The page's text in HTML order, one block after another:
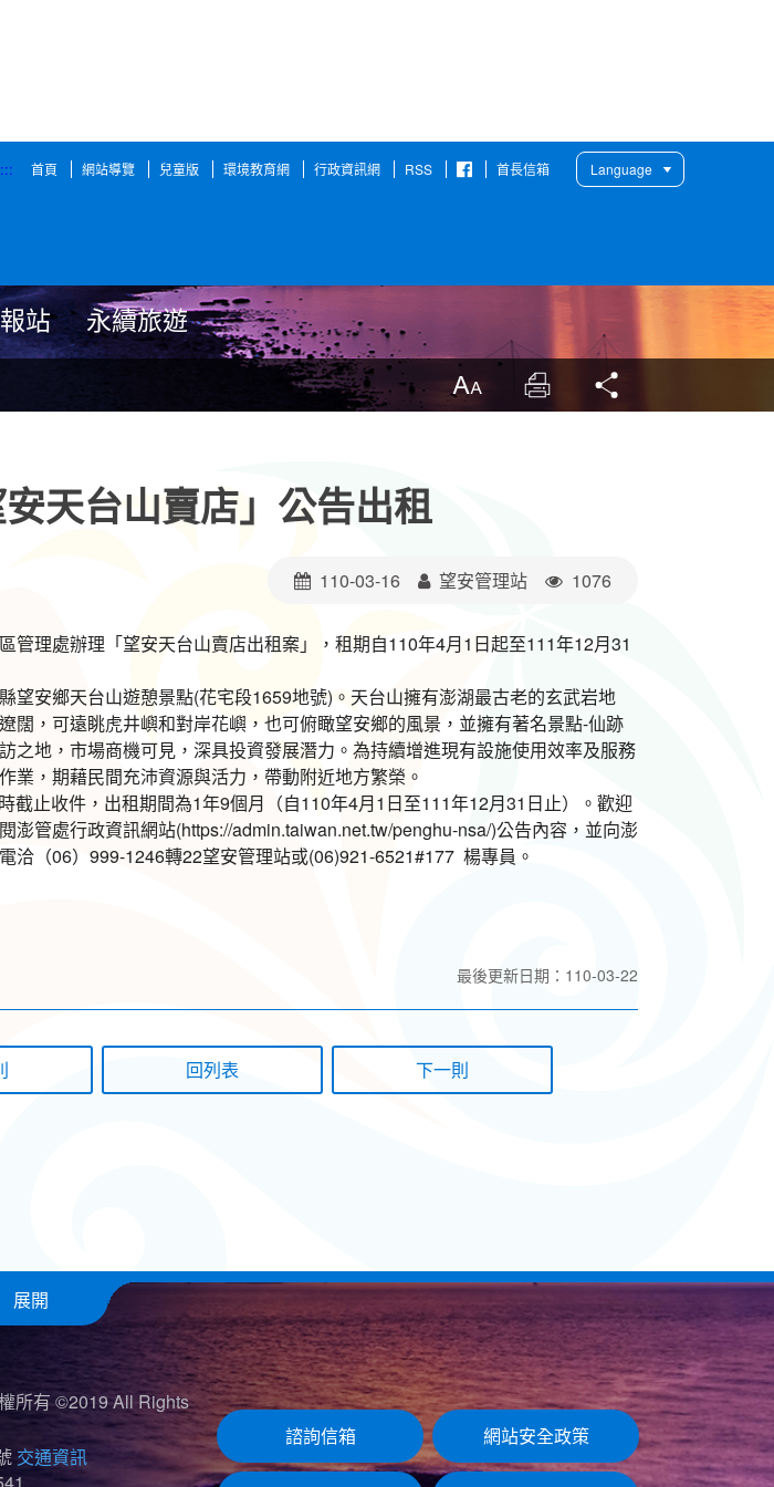
::: 首頁 網站導覽 兒童版 環境教育網 行政資訊網 RSS
臉
絲
首長信箱 Language
站 永續旅遊
放大 列印
天台山賣店」公告出租
110-03-16 望安管理站 1076
管理處辦理「望安天台山賣店出租案」，租期自110年4月1日起至111年12月31
望安鄉天台山遊憩景點(花宅段1659地號)。天台山擁有澎湖最古老的玄武岩地
闊，可遠眺虎井嶼和對岸花嶼，也可俯瞰望安鄉的風景，並擁有著名景點-仙跡
之地，市場商機可見，深具投資發展潛力。為持續增進現有設施使用效率及服務
業，期藉民間充沛資源與活力，帶動附近地方繁榮。
截止收件，出租期間為1年9個月（自110年4月1日至111年12月31日止）。歡迎
澎管處行政資訊網站(https://admin.taiwan.net.tw/penghu-nsa/)公告內容，並向澎
洽（06）999-1246轉22望安管理站或(06)921-6521#177 楊專員。
最後更新日期：110-03-22
下一則
展開
所有 ©2019 All Rights
交通資訊
諮詢信箱 網站安全政策